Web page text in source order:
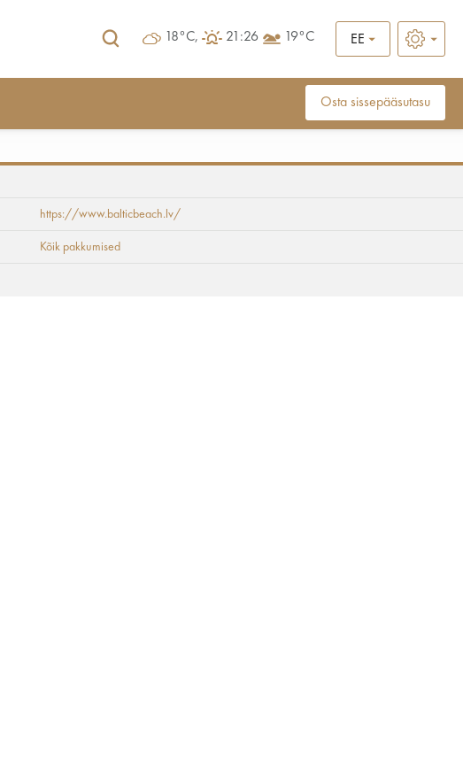
18°C, 21:26 19°C EE
Osta sissepääsutasu
hotellis
https://www.balticbeach.lv/
Kõik pakkumised